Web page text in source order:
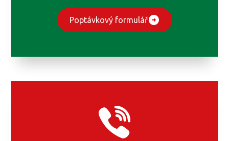
Poptávkový formulář